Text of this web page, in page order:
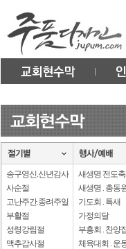
송구영신.신년감사
사순절
고난주간.종려주일
부활절
성령강림절
맥추감사절
새생명 전도축
새생명 . 총동
기도회 . 특새
가정의달
부흥회 . 찬양
체육대회 . 운